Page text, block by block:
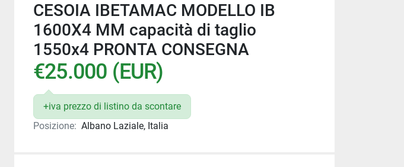
CESOIA IBETAMAC MODELLO IB
1600X4 MM capacità di taglio
1550x4 PRONTA CONSEGNA
€25.000 (EUR)
+iva prezzo di listino da scontare
Posizione: Albano Laziale, Italia